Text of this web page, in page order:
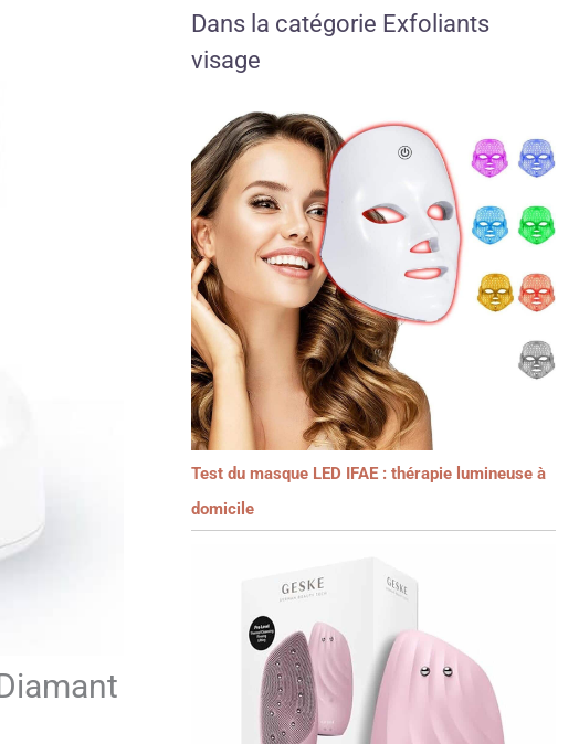
Dans la catégorie Exfoliants
visage
Test du masque LED IFAE : thérapie lumineuse à
domicile